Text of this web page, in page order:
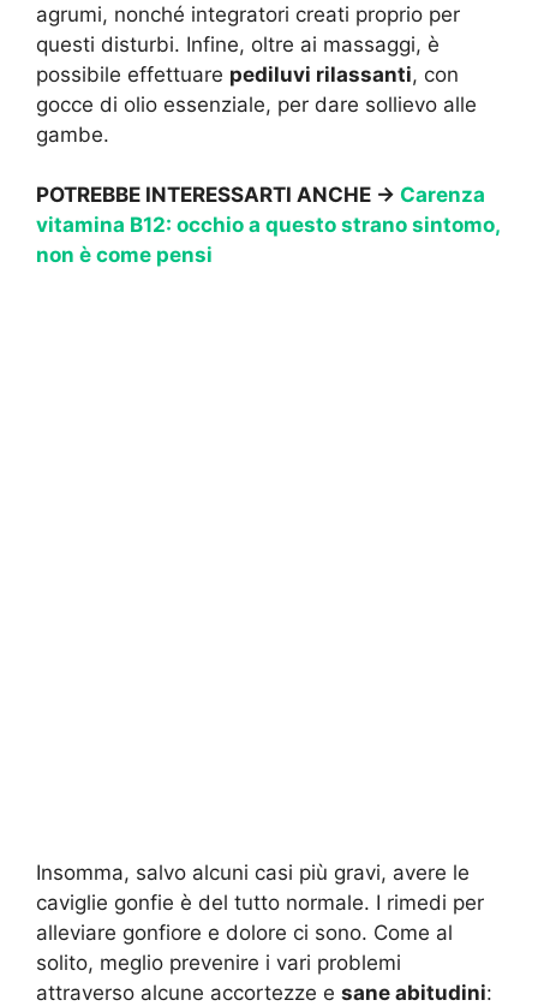
agrumi, nonché integratori creati proprio per
questi disturbi. Infine, oltre ai massaggi, è
possibile effettuare pediluvi rilassanti, con
gocce di olio essenziale, per dare sollievo alle
gambe.
POTREBBE INTERESSARTI ANCHE → Carenza
vitamina B12: occhio a questo strano sintomo,
non è come pensi
Insomma, salvo alcuni casi più gravi, avere le
caviglie gonfie è del tutto normale. I rimedi per
alleviare gonfiore e dolore ci sono. Come al
solito, meglio prevenire i vari problemi
attraverso alcune accortezze e sane abitudini: